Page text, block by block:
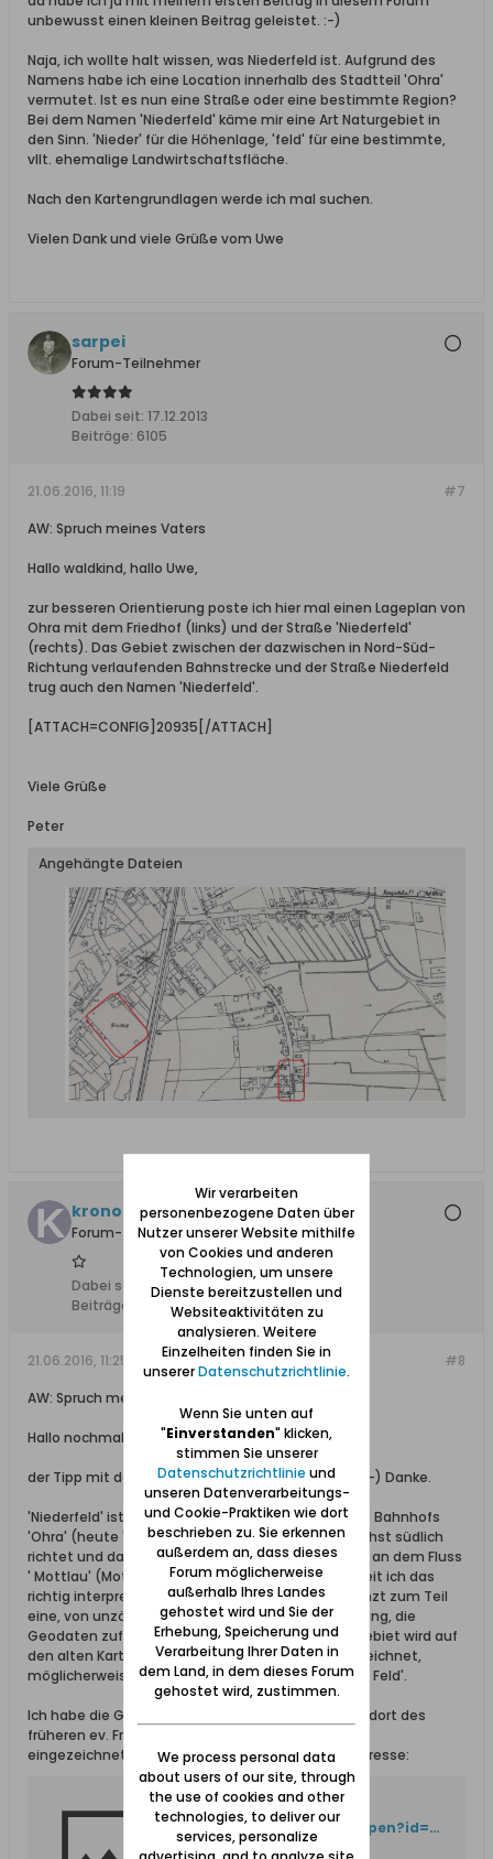
unbewusst einen kleinen Beitrag geleistet. :-)
Naja, ich wollte halt wissen, was Niederfeld ist. Aufgrund des
Namens habe ich eine Location innerhalb des Stadtteil 'Ohra'
vermutet. Ist es nun eine Straße oder eine bestimmte Region?
Bei dem Namen 'Niederfeld' käme mir eine Art Naturgebiet in
den Sinn. 'Nieder' für die Höhenlage, 'feld' für eine bestimmte,
vllt. ehemalige Landwirtschaftsfläche.
Nach den Kartengrundlagen werde ich mal suchen.
Vielen Dank und viele Grüße vom Uwe
sarpei
Forum-Teilnehmer
Dabei seit: 17.12.2013
Beiträge: 6105
#7
21.06.2016, 11:19
AW: Spruch meines Vaters
Hallo waldkind, hallo Uwe,
zur besseren Orientierung poste ich hier mal einen Lageplan von
Ohra mit dem Friedhof (links) und der Straße 'Niederfeld'
(rechts). Das Gebiet zwischen der dazwischen in Nord-Süd-
Richtung verlaufenden Bahnstrecke und der Straße Niederfeld
trug auch den Namen 'Niederfeld'.
[ATTACH=CONFIG]20935[/ATTACH]
Viele Grüße
Peter
Angehängte Dateien
kronossos
Forum-Teilnehmer
Dabei seit:
07.10.2013
Beiträge:
#8
21.06.2016, 11:25
AW: Spruch meines Vaters
Hallo nochmal,
der Tipp mit den Kartengrundlagen war goldwert. :-) Danke.
'Niederfeld' ist dort eine Straße die in der Nähe des Bahnhofs
'Ohra' (heute 'Gdansk Orunia) beginnt, sich zunächst südlich
richtet und dann nach Osten abbiegt. Sie mündet an dem Fluss
' Mottlau' (Motlawa). Die Straße heißt heute, soweit ich das
richtig interpretiere, 'Zulawska'. Die Straße umgrenzt zum Teil
eine, von unzähligen Gräben durchzogene Niederung, die
Geodaten zufolge bis 3m unter NN liegt. Dieses Gebiet wird auf
den alten Kartenausschnitten als 'Niederfeld' bezeichnet,
möglicherweise abgeleitet von 'niedrig liegendem Feld'.
Ich habe die Gegend, auch den vermutlichen Standort des
früheren ev. Friedhofes in Ohra, in folgender Karte
eingezeichnet. Vllt. ist das für jemandem von Interesse:
Error 404 (Not Found)!!1
https://drive.google.com/open?id=1W_1b7HR_2Scj2obIFL4rjTsbHrU&usp=sharing
Wir verarbeiten
personenbezogene Daten über
Nutzer unserer Website mithilfe
von Cookies und anderen
Technologien, um unsere
Dienste bereitzustellen und
Websiteaktivitäten zu
analysieren. Weitere
Einzelheiten finden Sie in
unsererDatenschutzrichtlinie.
Wenn Sie unten auf
"Einverstanden" klicken,
stimmen Sie unserer
Datenschutzrichtlinie und
unseren Datenverarbeitungs-
und Cookie-Praktiken wie dort
beschrieben zu. Sie erkennen
außerdem an, dass dieses
Forum möglicherweise
außerhalb Ihres Landes
gehostet wird und Sie der
Erhebung, Speicherung und
Verarbeitung Ihrer Daten in
dem Land, in dem dieses Forum
gehostet wird, zustimmen.
We process personal data
about users of our site, through
the use of cookies and other
technologies, to deliver our
services, personalize